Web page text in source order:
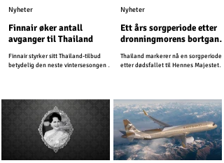
Finnair øker antall
avganger til Thailand
Finnair styrker sitt Thailand-tilbud
betydelig den neste vintersesongen og
Nyheter
Ett års sorgperiode etter
dronningmorens bortgang
som normalt
Thailand markerer nå en sorgperiode
etter dødsfallet til Hennes Majestet
Nyheter